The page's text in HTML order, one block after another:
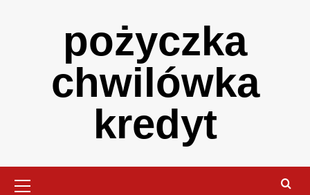
pożyczka
chwilówka
kredyt
Menu